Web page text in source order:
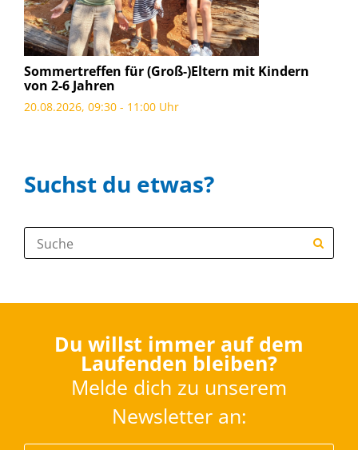
Sommertreffen für (Groß-)Eltern mit Kindern
von 2-6 Jahren
20.08.2026, 09:30 - 11:00 Uhr
Suchst du etwas?
Suche:
Du willst immer auf dem
Laufenden bleiben?
Melde dich zu unserem
Newsletter an: